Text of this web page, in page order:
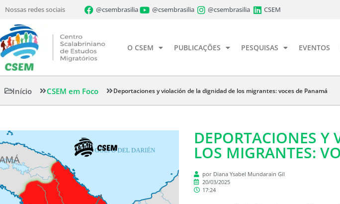
Nossas redes sociais @csembrasilia @csembrasilia @csembrasilia CSEM
O CSEM PUBLICAÇÕES PESQUISAS EVENTOS
Início CSEM em Foco Deportaciones y violación de la dignidad de los migrantes: voces de Panamá
DEPORTACIONES
LOS MIGRANTES:
por Diana Ysabel Mundarain Gil
20/03/2025
17:24